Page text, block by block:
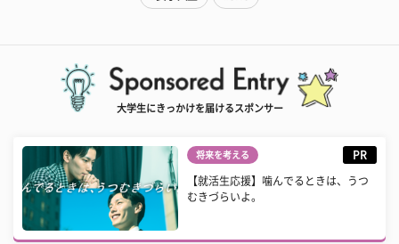
大学生にきっかけを届けるスポンサー
将来を考える PR
【就活生応援】噛んでるときは、うつ
むきづらいよ。